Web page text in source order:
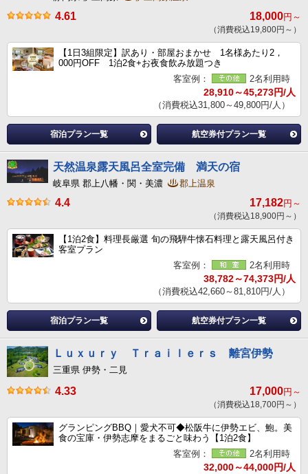
4.61 18,000円～
（消費税込19,800円～）
【1日3組限定】訳あり・部屋おまかせ 1名様あたり2，
000円OFF 1泊2食+お夜食飲み放題つき
客室例：
2名利用時
28,910～45,273円/人
（消費税込31,800～49,800円/人）
宿泊プラン一覧 航空券付プラン一覧
天然温泉露天風呂全室完備 満天の宿
岐阜県 郡上八幡・関・美濃 郡上温泉
4.4 17,182円～
（消費税込18,900円～）
【1泊2食】料理長厳選 旬の飛騨牛懐石料理と露天風呂付き
客室プラン
客室例：
2名利用時
38,782～74,373円/人
（消費税込42,660～81,810円/人）
宿泊プラン一覧 航空券付プラン一覧
Ｌｕｘｕｒｙ Ｔｒａｉｌｅｒｓ 離宮伊勢
三重県 伊勢・二見
4.33 17,000円～
（消費税込18,700円～）
グランピングBBQ｜愛犬不可◆松阪牛に伊勢エビ、鮑。美
食の宝庫・伊勢志摩をまるごと味わう【1泊2食】
客室例：
2名利用時
32,000～44,000円/人